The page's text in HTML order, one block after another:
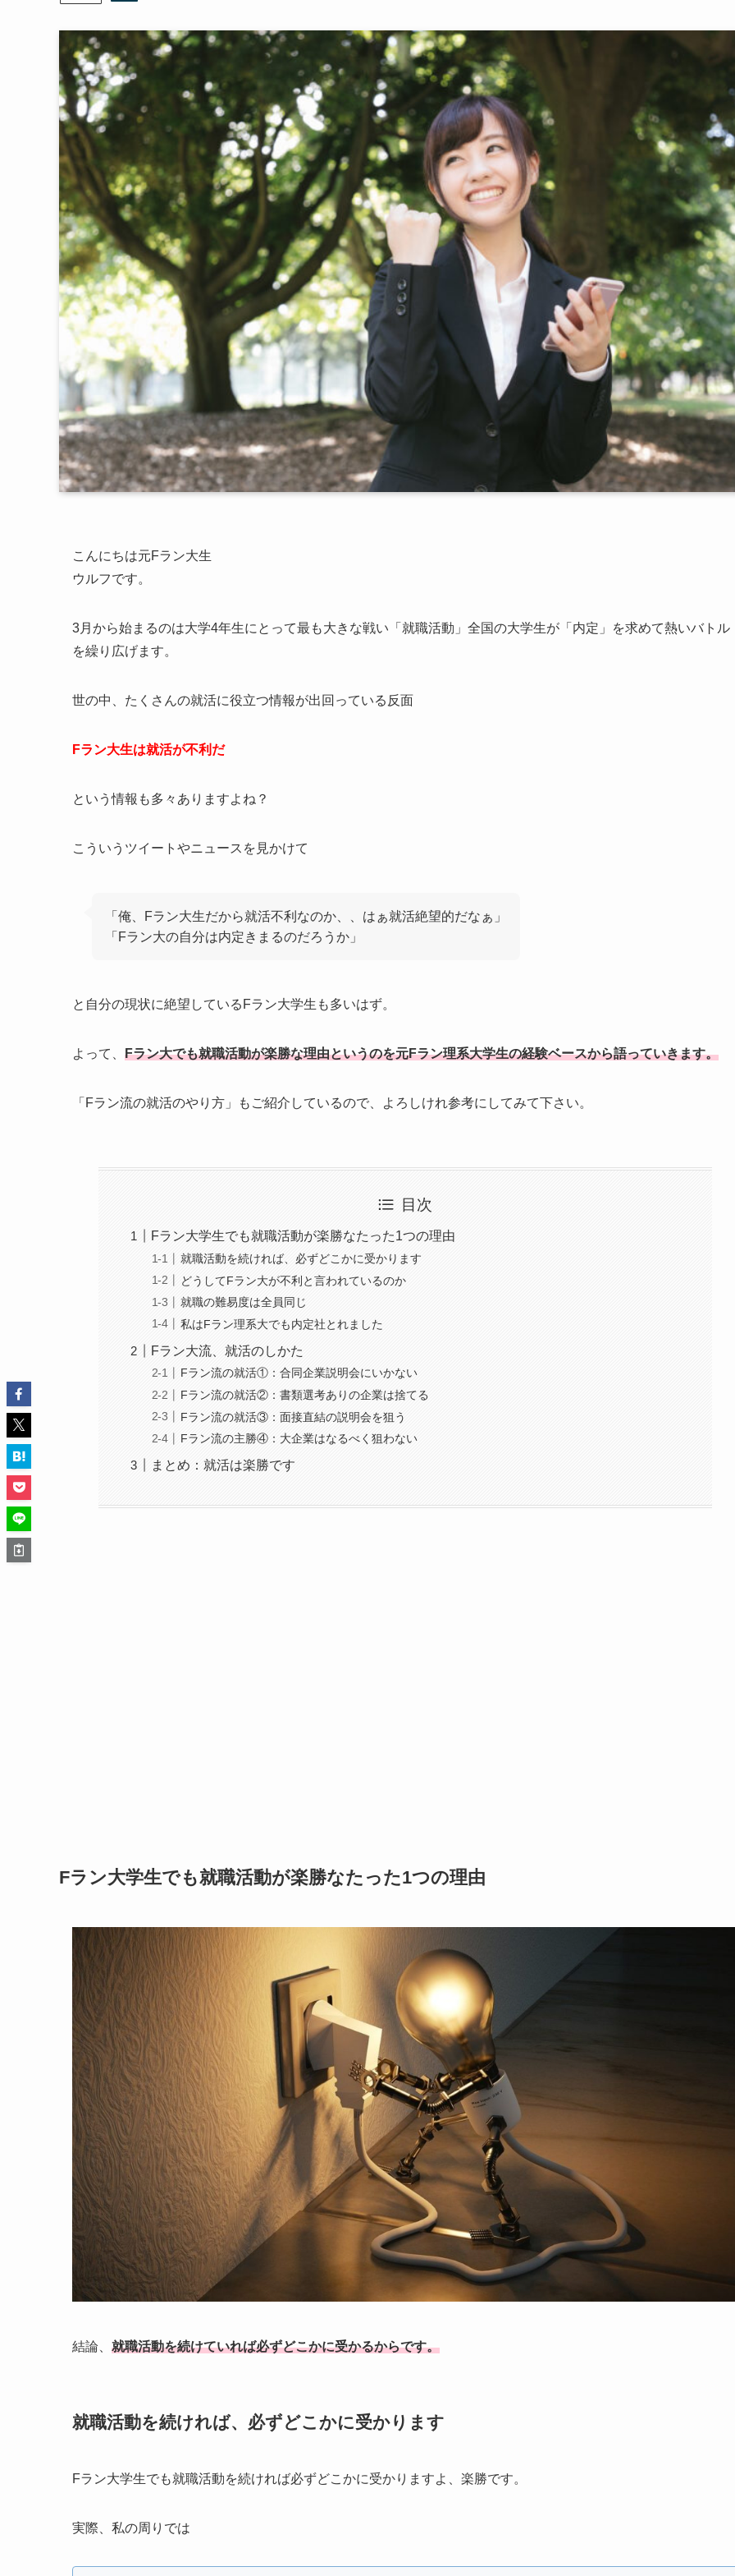
こんにちは元Fラン大生
ウルフです。
3月から始まるのは大学4年生にとって最も大きな戦い「就職活動」全国の大学生が「内定」を求めて熱いバトル
を繰り広げます。
世の中、たくさんの就活に役立つ情報が出回っている反面
Fラン大生は就活が不利だ
という情報も多々ありますよね？
こういうツイートやニュースを見かけて
「俺、Fラン大生だから就活不利なのか、、はぁ就活絶望的だなぁ」
「Fラン大の自分は内定きまるのだろうか」
と自分の現状に絶望しているFラン大学生も多いはず。
よって、 Fラン大でも就職活動が楽勝な理由というのを元Fラン理系大学生の経験ベースから語っていきます。
「Fラン流の就活のやり方」もご紹介しているので、よろしけれ参考にしてみて下さい。
目次
Fラン大学生でも就職活動が楽勝なたった1つの理由
就職活動を続ければ、必ずどこかに受かります
どうしてFラン大が不利と言われているのか
就職の難易度は全員同じ
私はFラン理系大でも内定社とれました
Fラン大流、就活のしかた
Fラン流の就活①：合同企業説明会にいかない
Fラン流の就活②：書類選考ありの企業は捨てる
Fラン流の就活③：面接直結の説明会を狙う
Fラン流の主勝④：大企業はなるべく狙わない
まとめ：就活は楽勝です
Fラン大学生でも就職活動が楽勝なたった1つの理由
結論、 就職活動を続けていれば必ずどこかに受かるからです。
就職活動を続ければ、必ずどこかに受かります
Fラン大学生でも就職活動を続ければ必ずどこかに受かりますよ、楽勝です。
実際、私の周りでは